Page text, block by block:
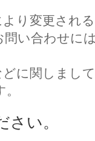
り変更され
い合わせに
に関しまし
い。